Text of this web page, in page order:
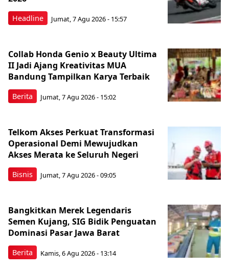
Headline Jumat, 7 Agu 2026 - 15:57
Berita
Collab Honda Genio x Beauty Ultima
II Jadi Ajang Kreativitas MUA
Bandung Tampilkan Karya Terbaik
Jumat, 7 Agu 2026 - 15:02
Bisnis
Telkom Akses Perkuat Transformasi
Operasional Demi Mewujudkan
Akses Merata ke Seluruh Negeri
Jumat, 7 Agu 2026 - 09:05
Berita
Bangkitkan Merek Legendaris
Semen Kujang, SIG Bidik Penguatan
Dominasi Pasar Jawa Barat
Kamis, 6 Agu 2026 - 13:14